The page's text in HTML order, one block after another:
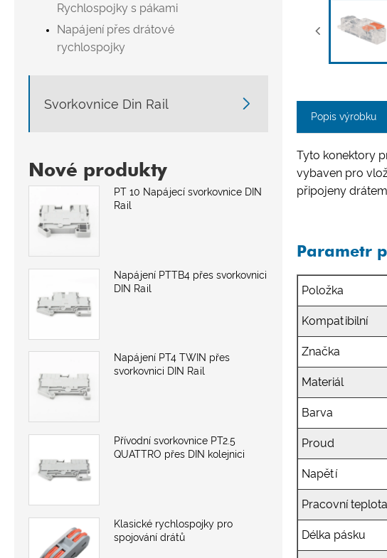
Rychlospojky s pákami
Napájení přes drátové
rychlospojky
Svorkovnice Din Rail 
Nové produkty
PT 10 Napájecí svorkovnice DIN
Rail
Napájení PTTB4 přes svorkovnici
DIN Rail
Napájení PT4 TWIN přes
svorkovnici DIN Rail
Přívodní svorkovnice PT2.5
QUATTRO přes DIN kolejnici
Klasické rychlospojky pro
spojování drátů
Popis výrobku
Tyto konektory
vybaven pro
připojeny
Parametr
Položka
Kompatibilní
Značka
Materiál
Barva
Proud
Napětí
Pracovní teplota
Délka pásku